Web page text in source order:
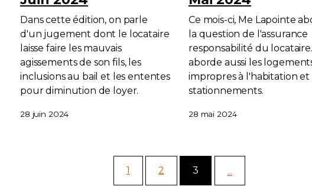
Dans cette édition, on parle
d'un jugement dont le locataire
laisse faire les mauvais
agissements de son fils, les
inclusions au bail et les ententes
pour diminution de loyer.
28 juin 2024
Ce mois-ci, Me Lapointe
la question de l'assurance
responsabilité du
aborde aussi les
impropres à l'habitation et
stationnements.
28 mai 2024
1 2 3 ...